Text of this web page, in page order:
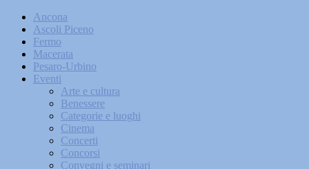
Ancona
Ascoli Piceno
Fermo
Macerata
Pesaro-Urbino
Eventi
Arte e cultura
Benessere
Categorie e luoghi
Cinema
Concerti
Concorsi
Convegni e seminari